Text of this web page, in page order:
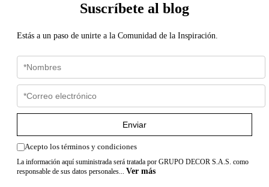
Suscríbete al blog
Estás a un paso de unirte a la Comunidad de la Inspiración.
Enviar
Acepto los términos y condiciones
La información aquí suministrada será tratada por GRUPO DECOR S.A.S. como
responsable de sus datos personales... Ver más